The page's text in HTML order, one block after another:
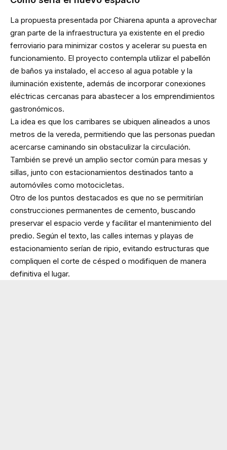
La propuesta presentada por Chiarena apunta a aprovechar
gran parte de la infraestructura ya existente en el predio
ferroviario para minimizar costos y acelerar su puesta en
funcionamiento. El proyecto contempla utilizar el pabellón
de baños ya instalado, el acceso al agua potable y la
iluminación existente, además de incorporar conexiones
eléctricas cercanas para abastecer a los emprendimientos
gastronómicos.
La idea es que los carribares se ubiquen alineados a unos
metros de la vereda, permitiendo que las personas puedan
acercarse caminando sin obstaculizar la circulación.
También se prevé un amplio sector común para mesas y
sillas, junto con estacionamientos destinados tanto a
automóviles como motocicletas.
Otro de los puntos destacados es que no se permitirían
construcciones permanentes de cemento, buscando
preservar el espacio verde y facilitar el mantenimiento del
predio. Según el texto, las calles internas y playas de
estacionamiento serían de ripio, evitando estructuras que
compliquen el corte de césped o modifiquen de manera
definitiva el lugar.